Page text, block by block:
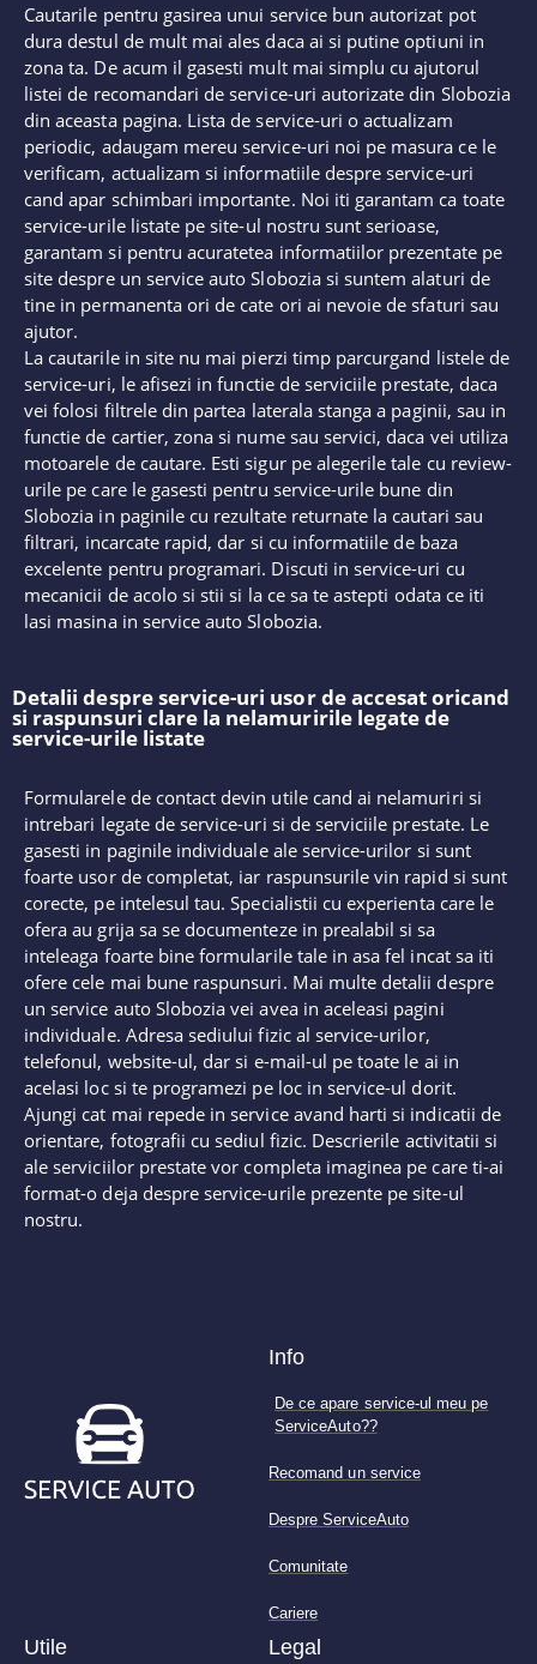
Cautarile pentru gasirea unui service bun autorizat pot
dura destul de mult mai ales daca ai si putine optiuni in
zona ta. De acum il gasesti mult mai simplu cu ajutorul
listei de recomandari de service-uri autorizate din Slobozia
din aceasta pagina. Lista de service-uri o actualizam
periodic, adaugam mereu service-uri noi pe masura ce le
verificam, actualizam si informatiile despre service-uri
cand apar schimbari importante. Noi iti garantam ca toate
service-urile listate pe site-ul nostru sunt serioase,
garantam si pentru acuratetea informatiilor prezentate pe
site despre un service auto Slobozia si suntem alaturi de
tine in permanenta ori de cate ori ai nevoie de sfaturi sau
ajutor.
La cautarile in site nu mai pierzi timp parcurgand listele de
service-uri, le afisezi in functie de serviciile prestate, daca
vei folosi filtrele din partea laterala stanga a paginii, sau in
functie de cartier, zona si nume sau servici, daca vei utiliza
motoarele de cautare. Esti sigur pe alegerile tale cu review-
urile pe care le gasesti pentru service-urile bune din
Slobozia in paginile cu rezultate returnate la cautari sau
filtrari, incarcate rapid, dar si cu informatiile de baza
excelente pentru programari. Discuti in service-uri cu
mecanicii de acolo si stii si la ce sa te astepti odata ce iti
lasi masina in service auto Slobozia.
Detalii despre service-uri usor de accesat oricand
si raspunsuri clare la nelamuririle legate de
service-urile listate
Formularele de contact devin utile cand ai nelamuriri si
intrebari legate de service-uri si de serviciile prestate. Le
gasesti in paginile individuale ale service-urilor si sunt
foarte usor de completat, iar raspunsurile vin rapid si sunt
corecte, pe intelesul tau. Specialistii cu experienta care le
ofera au grija sa se documenteze in prealabil si sa
inteleaga foarte bine formularile tale in asa fel incat sa iti
ofere cele mai bune raspunsuri. Mai multe detalii despre
un service auto Slobozia vei avea in aceleasi pagini
individuale. Adresa sediului fizic al service-urilor,
telefonul, website-ul, dar si e-mail-ul pe toate le ai in
acelasi loc si te programezi pe loc in service-ul dorit.
Ajungi cat mai repede in service avand harti si indicatii de
orientare, fotografii cu sediul fizic. Descrierile activitatii si
ale serviciilor prestate vor completa imaginea pe care ti-ai
format-o deja despre service-urile prezente pe site-ul
nostru.
Info
De ce apare service-ul meu pe
ServiceAuto??
Recomand un service
Despre ServiceAuto
Comunitate
Cariere
Utile Legal